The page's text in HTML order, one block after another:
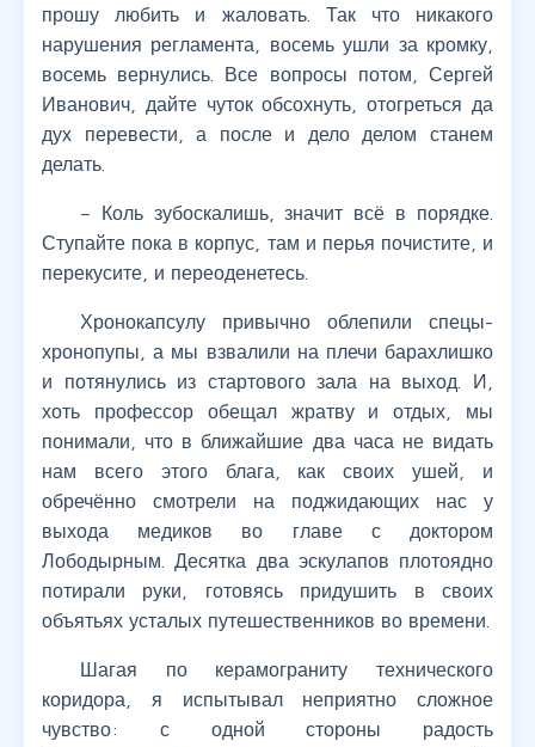
прошу любить и жаловать. Так что никакого
нарушения регламента, восемь ушли за кромку,
восемь вернулись. Все вопросы потом, Сергей
Иванович, дайте чуток обсохнуть, отогреться да
дух перевести, а после и дело делом станем
делать.
– Коль зубоскалишь, значит всё в порядке.
Ступайте пока в корпус, там и перья почистите, и
перекусите, и переоденетесь.
Хронокапсулу привычно облепили спецы-
хронопупы, а мы взвалили на плечи барахлишко
и потянулись из стартового зала на выход. И,
хоть профессор обещал жратву и отдых, мы
понимали, что в ближайшие два часа не видать
нам всего этого блага, как своих ушей, и
обречённо смотрели на поджидающих нас у
выхода медиков во главе с доктором
Лободырным. Десятка два эскулапов плотоядно
потирали руки, готовясь придушить в своих
объятьях усталых путешественников во времени.
Шагая по керамограниту технического
коридора, я испытывал неприятно сложное
чувство: с одной стороны радость